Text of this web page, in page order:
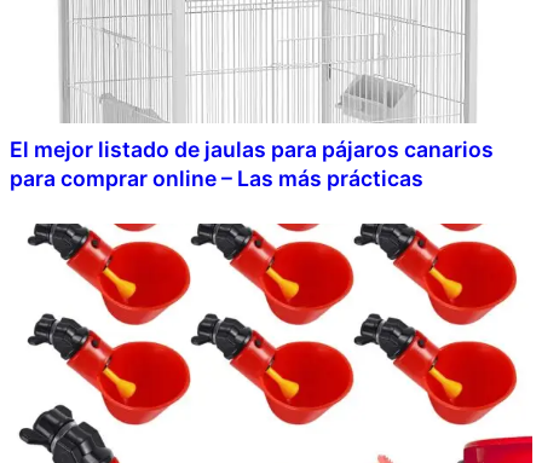
El mejor listado de jaulas para pájaros canarios
para comprar online – Las más prácticas